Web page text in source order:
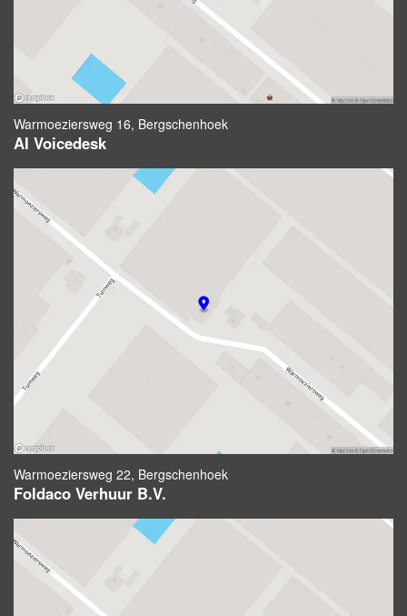
Warmoeziersweg 16, Bergschenhoek
AI Voicedesk
Warmoeziersweg 22, Bergschenhoek
Foldaco Verhuur B.V.